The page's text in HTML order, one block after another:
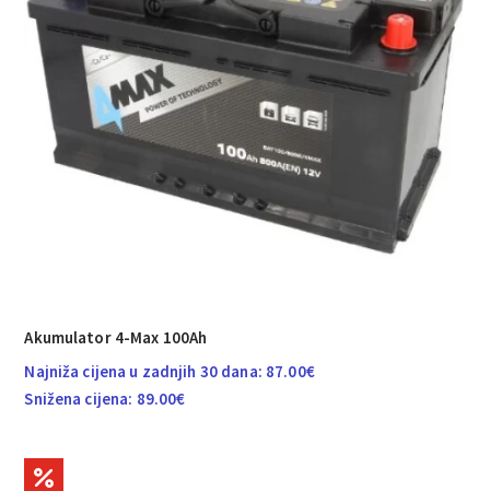
Akumulator 4-Max 100Ah
Najniža cijena u zadnjih 30 dana: 87.00€
Snižena cijena: 89.00€